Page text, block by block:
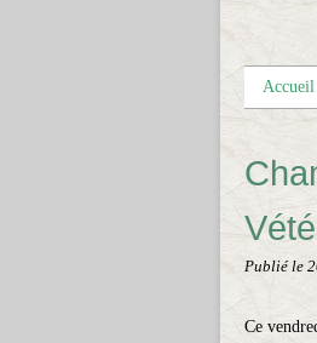
Accueil
Publié le
Ce